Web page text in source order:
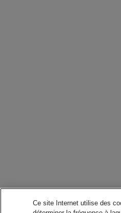
Ce site Internet utilise des